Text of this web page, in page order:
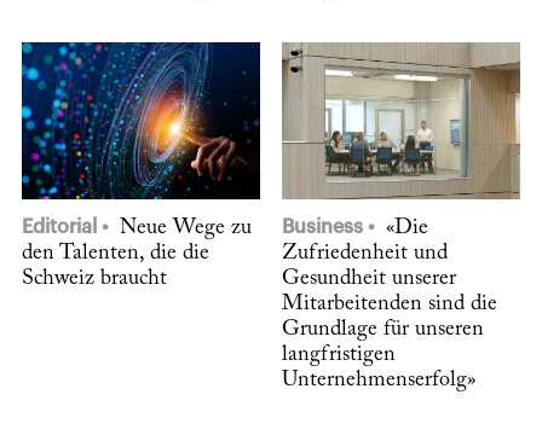
Editorial
Neue Wege zu
den Talenten, die die
Schweiz braucht
Business
«Die
Zufriedenheit und
Gesundheit unserer
Mitarbeitenden sind die
Grundlage für unseren
langfristigen
Unternehmenserfolg»